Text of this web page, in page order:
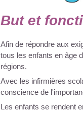
But et
Afin de répondre aux
tous les enfants en âge
régions.
Avec les infirmières
conscience de
Les enfants se rendent